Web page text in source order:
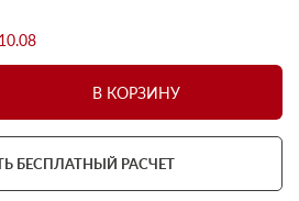
В КОРЗИНУ
БЕСПЛАТНЫЙ РАСЧЕТ